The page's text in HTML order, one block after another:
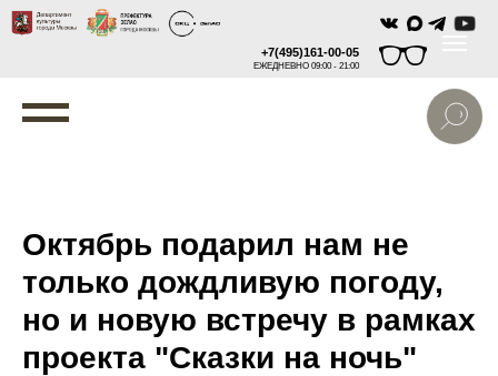
+7(495)161-00-05
ЕЖЕДНЕВНО 09:00 - 21:00
Октябрь подарил нам не
только дождливую погоду,
но и новую встречу в рамках
проекта "Сказки на ночь"